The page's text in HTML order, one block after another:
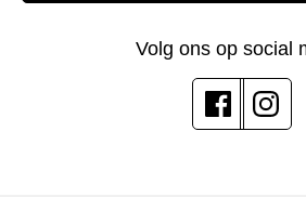
Volg ons op social